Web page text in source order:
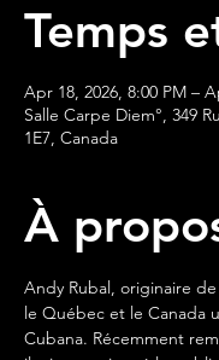
Temps
Apr 18, 2026, 8:00 PM –
Salle Carpe Diem°, 349
1E7, Canada
À
Andy Rubal, originaire
le Québec et le Canada
Cubana. Récemment